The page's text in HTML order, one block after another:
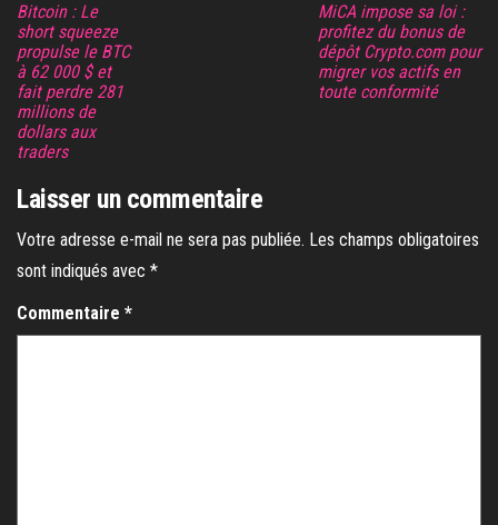
Bitcoin : Le
short squeeze
propulse le BTC
à 62 000 $ et
fait perdre 281
millions de
dollars aux
traders
MiCA impose sa loi :
profitez du bonus de
dépôt Crypto.com pour
migrer vos actifs en
toute conformité
Laisser un commentaire
Votre adresse e-mail ne sera pas publiée. Les champs obligatoires
sont indiqués avec *
Commentaire *